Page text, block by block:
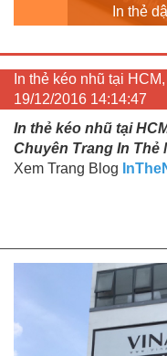
In thẻ
In thẻ kéo nhũ tại
19/12/2016 14:14:47
In thẻ kéo nhũ tại
Chuyên Trang In Thẻ
Xem Trang Blog